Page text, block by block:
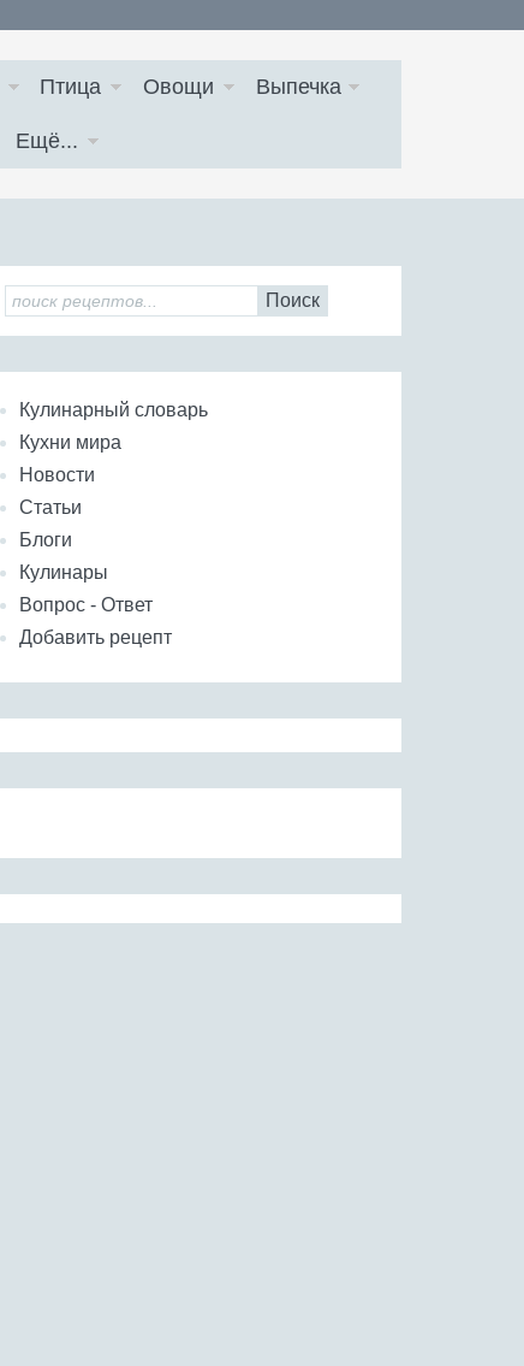
Птица Овощи Выпечка
Ещё...
Поиск
Кулинарный словарь
Кухни мира
Новости
Статьи
Блоги
Кулинары
Вопрос - Ответ
Добавить рецепт